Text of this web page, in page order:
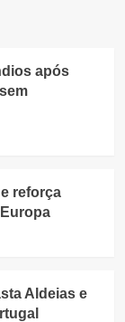
após
reforça
Aldeias e